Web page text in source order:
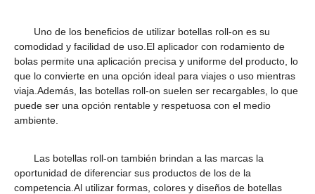
Uno de los beneficios de utilizar botellas roll-on es su
comodidad y facilidad de uso.El aplicador con rodamiento de
bolas permite una aplicación precisa y uniforme del producto, lo
que lo convierte en una opción ideal para viajes o uso mientras
viaja.Además, las botellas roll-on suelen ser recargables, lo que
puede ser una opción rentable y respetuosa con el medio
ambiente.
Las botellas roll-on también brindan a las marcas la
oportunidad de diferenciar sus productos de los de la
competencia.Al utilizar formas, colores y diseños de botellas